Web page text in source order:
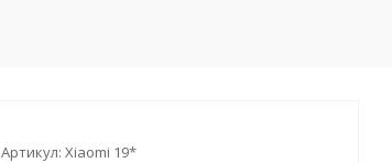
Артикул: Xiaomi 19*